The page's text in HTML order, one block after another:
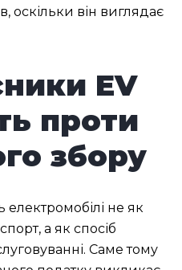
оскільки він виглядає
EV
проти
збору
електромобілі не як
а як спосіб
Саме тому